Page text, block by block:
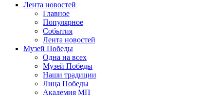
Лента новостей
Главное
Популярное
События
Лента новостей
Музей Победы
Одна на всех
Музей Победы
Наши традиции
Лица Победы
Академия МП